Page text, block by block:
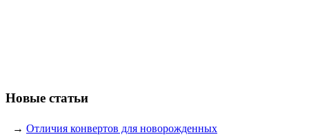
Новые статьи
→ Отличия конвертов для новорожденных